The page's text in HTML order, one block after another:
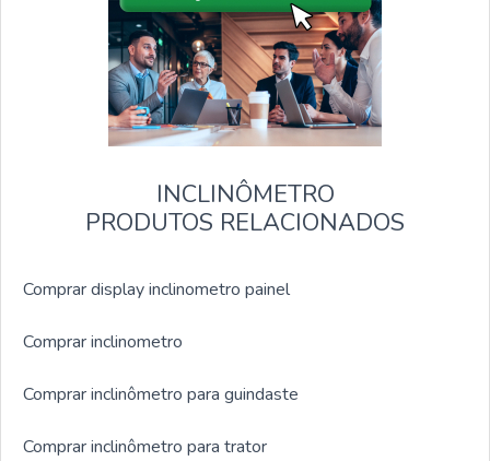
INCLINÔMETRO
PRODUTOS RELACIONADOS
Comprar display inclinometro painel
Comprar inclinometro
Comprar inclinômetro para guindaste
Comprar inclinômetro para trator